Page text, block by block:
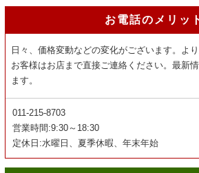
お電話のメリッ
日々、価格変動などの変化がございます。よ
お客様はお店まで直接ご連絡ください。最新
ます。
011-215-8703
営業時間:9:30～18:30
定休日:水曜日、夏季休暇、年末年始